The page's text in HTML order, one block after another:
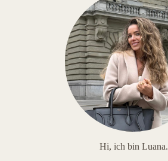
Hi, ich bin Luana.